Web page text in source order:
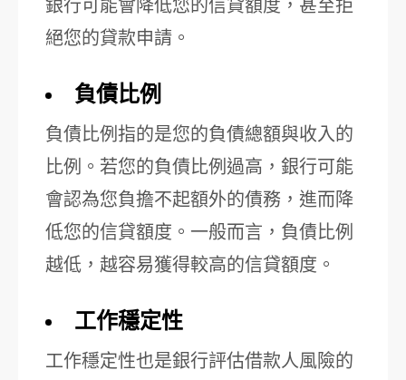
銀行可能會降低您的信貸額度，甚至拒
絕您的貸款申請。
負債比例
負債比例指的是您的負債總額與收入的
比例。若您的負債比例過高，銀行可能
會認為您負擔不起額外的債務，進而降
低您的信貸額度。一般而言，負債比例
越低，越容易獲得較高的信貸額度。
工作穩定性
工作穩定性也是銀行評估借款人風險的